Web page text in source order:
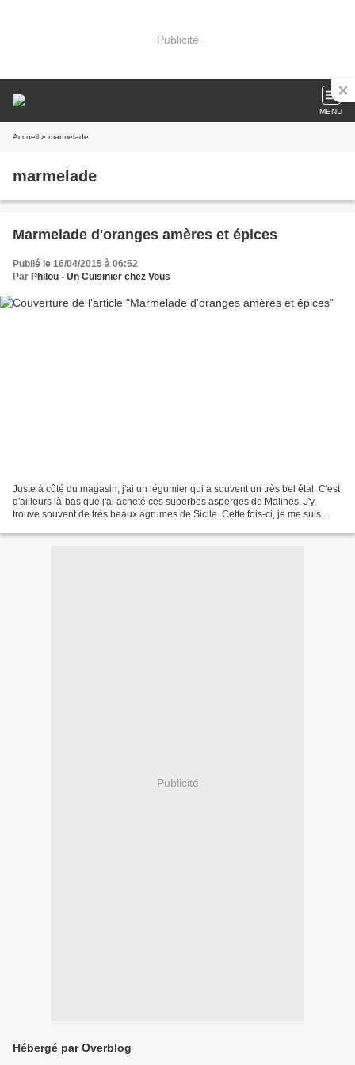
Publicité
MENU
Accueil » marmelade
marmelade
Marmelade d'oranges amères et épices
Publié le 16/04/2015 à 06:52
Par Philou - Un Cuisinier chez Vous
Juste à côté du magasin, j'ai un légumier qui a souvent un très bel étal. C'est
d'ailleurs là-bas que j'ai acheté ces superbes asperges de Malines. J'y
trouve souvent de très beaux agrumes de Sicile. Cette fois-ci, je me suis
Publicité
Hébergé par Overblog